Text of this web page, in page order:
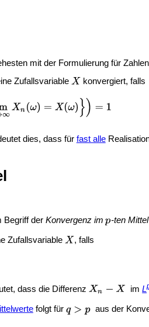
mit der Formulierung für
Zufallsvariable konvergiert, falls
dies, dass für fast alle
Begriff der Konvergenz im -ten Mittel
Zufallsvariable , falls
dass die Differenz imL
folgt für aus der